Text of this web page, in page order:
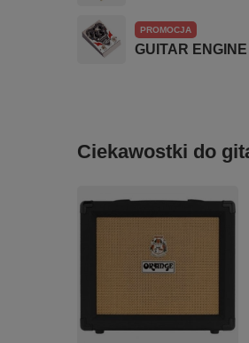
PROMOCJA
GUITAR
Ciekawostki do